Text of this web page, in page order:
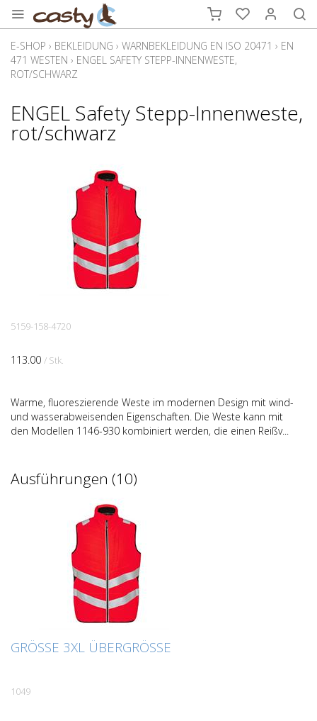
E-SHOP › BEKLEIDUNG › WARNBEKLEIDUNG EN ISO 20471 › EN
471 WESTEN › ENGEL SAFETY STEPP-INNENWESTE,
ROT/SCHWARZ
ENGEL Safety Stepp-Innenweste,
rot/schwarz
5159-158-4720
113.00 / Stk.
Warme, fluoreszierende Weste im modernen Design mit wind-
und wasserabweisenden Eigenschaften. Die Weste kann mit
den Modellen 1146-930 kombiniert werden, die einen Reißv...
Ausführungen (10)
GRÖSSE 3XL ÜBERGRÖSSE
1049